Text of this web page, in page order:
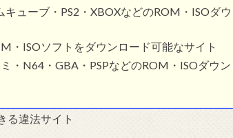
キューブ・PS2・XBOXなどのROM・ISOダ
・ISOソフトをダウンロード可能なサイト
・N64・GBA・PSPなどのROM・ISOダウ
る違法サイト